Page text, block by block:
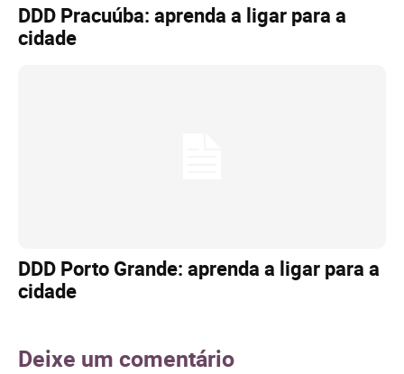
DDD Pracuúba: aprenda a ligar para a
cidade
DDD Porto Grande: aprenda a ligar para a
cidade
Deixe um comentário